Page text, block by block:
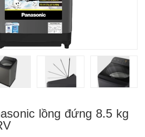
lồng đứng 8.5 kg